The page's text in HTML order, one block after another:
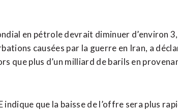
en pétrole devrait diminuer d’environ
causées ‌par ‌la guerre en Iran, a
que plus d’un milliard de barils en
que la baisse de l’offre sera plus